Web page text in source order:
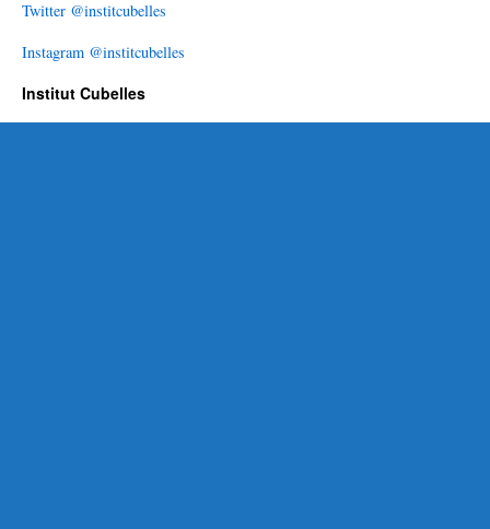
Twitter @institcubelles
Instagram @institcubelles
Institut Cubelles